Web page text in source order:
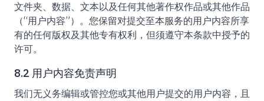
文件夹、数据、文本以及任何其他著作权作品或其他作品
（“用户内容”）。您保留对提交至本服务的用户内容所享
有的任何版权及其他专有权利，但须遵守本条款中授予的
许可。
8.2 用户内容免责声明
我们无义务编辑或管控您或其他用户提交的用户内容，且